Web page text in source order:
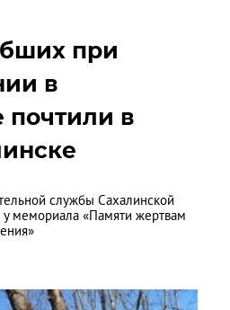
при
в
почтили в
службы Сахалинской
мемориала «Памяти жертвам